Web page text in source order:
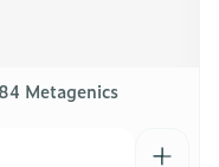
Metagenics